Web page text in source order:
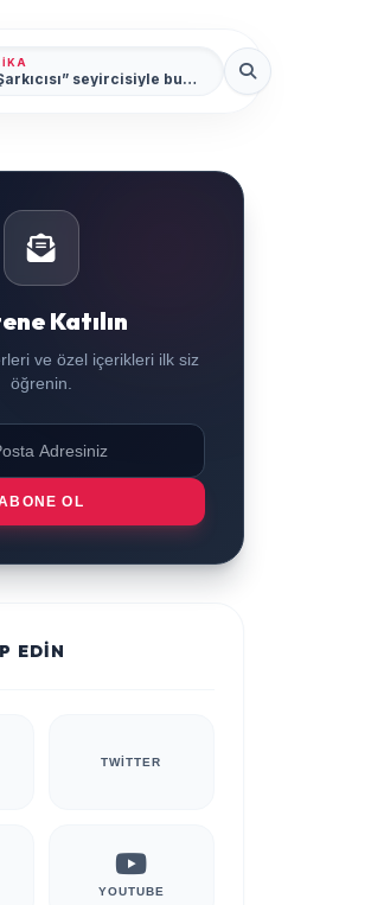
“Düğün Şarkıcısı” seyircisiyle buluşmak için gün sayıyor
Katılın
ve özel içerikleri ilk siz
öğrenin.
OL
EDIN
TWITTER
YOUTUBE